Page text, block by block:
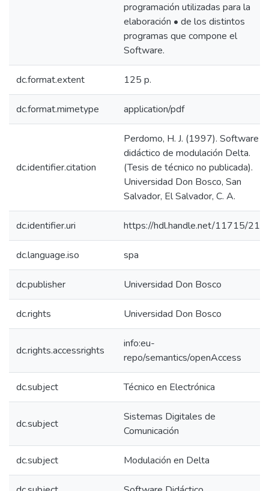
programación utilizadas para la
elaboración • de los distintos
programas que compone el
Software.
dc.format.extent 125 p.
dc.format.mimetype application/pdf
dc.identifier.citation
Perdomo, H. J. (1997). Software
didáctico de modulación Delta.
(Tesis de técnico no publicada).
Universidad Don Bosco, San
Salvador, El Salvador, C. A.
dc.identifier.uri https://hdl.handle.net/11715/
dc.language.iso spa
dc.publisher Universidad Don Bosco
dc.rights Universidad Don Bosco
dc.rights.accessrights
info:eu-
repo/semantics/openAccess
dc.subject Técnico en Electrónica
dc.subject
Sistemas Digitales de
Comunicación
dc.subject Modulación en Delta